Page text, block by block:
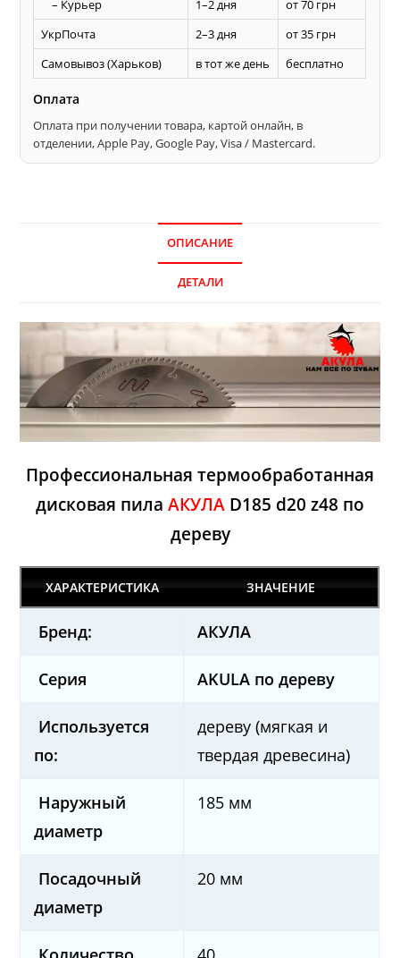
– Курьер
1–2 дня
от 70 грн
УкрПочта
2–3 дня
от 35 грн
Самовывоз (Харьков)
в тот же день бесплатно
Оплата
Оплата при получении товара, картой онлайн, в
отделении, Apple Pay, Google Pay, Visa / Mastercard.
ОПИСАНИЕ
ДЕТАЛИ
Профессиональная термообработанная
дисковая пила АКУЛА D185 d20 z48 по
дереву
ХАРАКТЕРИСТИКА ЗНАЧЕНИЕ
Бренд: AКУЛА
Серия AKULA по дереву
Используется
по:
дереву (мягкая и
твердая древесина)
Наружный
диаметр
185 мм
Посадочный
диаметр
20 мм